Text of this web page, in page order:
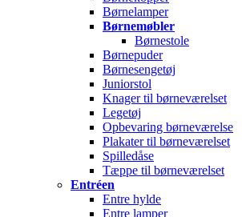
Børnelamper
Børnemøbler
Børnestole
Børnepuder
Børnesengetøj
Juniorstol
Knager til børneværelset
Legetøj
Opbevaring børneværelse
Plakater til børneværelset
Spilledåse
Tæppe til børneværelset
Entréen
Entre hylde
Entre lamper